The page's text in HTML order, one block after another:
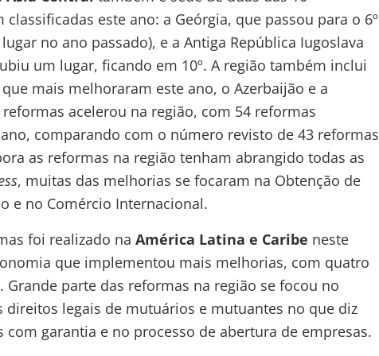
este ano: a Geórgia, que passou para o 6º
no ano passado), e a Antiga República Iugoslava
um lugar, ficando em 10º. A região também inclui
mais melhoraram este ano, o Azerbaijão e a
acelerou na região, com 54 reformas
comparando com o número revisto de 43 reformas
as reformas na região tenham abrangido todas as
, muitas das melhorias se focaram na Obtenção de
e no Comércio Internacional.
foi realizado na América Latina e Caribe neste
que implementou mais melhorias, com quatro
Grande parte das reformas na região se focou no
direitos legais de mutuários e mutuantes no que diz
com garantia e no processo de abertura de empresas.